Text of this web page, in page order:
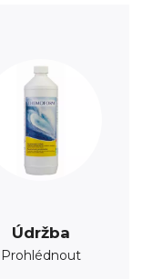
Údržba
Prohlédnout